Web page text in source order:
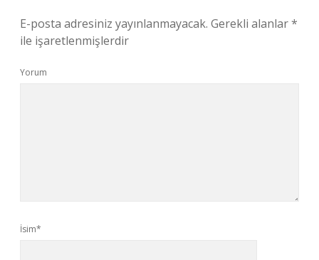
E-posta adresiniz yayınlanmayacak. Gerekli alanlar*
ile işaretlenmişlerdir
Yorum
İsim*